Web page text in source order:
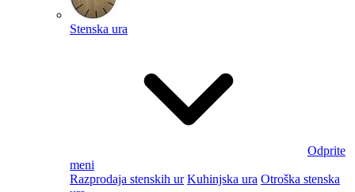
Stenska ura
Odprite
meni
Razprodaja stenskih ur Kuhinjska ura Otroška stenska